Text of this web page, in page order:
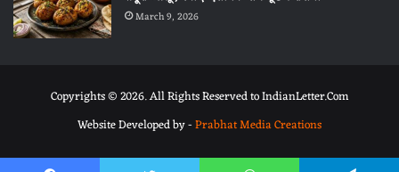
March 9, 2026
Copyrights © 2026. All Rights Reserved to IndianLetter.Com
Website Developed by -Prabhat Media Creations